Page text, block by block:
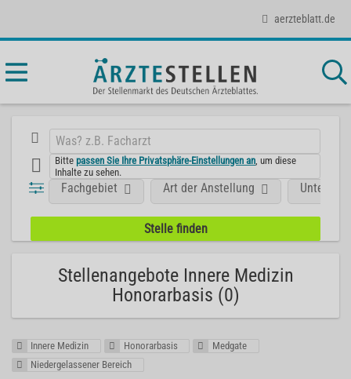
aerzteblatt.de
Bittepassen Sie Ihre Privatsphäre-Einstellungen an , um diese
Inhalte zu sehen.
Fachgebiet Art der Anstellung
Stellenangebote Innere Medizin
Honorarbasis (0)
Innere Medizin Honorarbasis
Medgate
Niedergelassener Bereich